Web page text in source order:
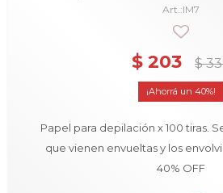
IM7
$ 203 $
40
Papel para depilación x 100 tiras.
que vienen envueltas y los
40% OFF